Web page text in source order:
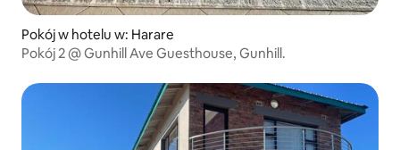
Pokój w hotelu w: Harare
Pokój 2 @ Gunhill Ave Guesthouse, Gunhill.